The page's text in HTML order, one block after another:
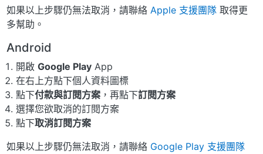
如果以上步驟仍無法取消，請聯絡 Apple 支援團隊 取得更
多幫助。
Android
開啟 Google Play App
在右上方點下個人資料圖標
點下付款與訂閱方案 ，再點下訂閱方案
選擇您欲取消的訂閱方案
點下取消訂閱方案
如果以上步驟仍無法取消，請聯絡 Google Play 支援團隊